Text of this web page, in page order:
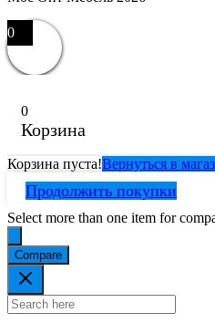
0
0
Корзина
Корзина пуста!Вернуться в
Продолжить покупки
Select more than one item for
Compare